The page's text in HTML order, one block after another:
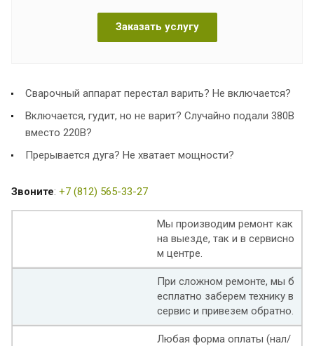
Заказать услугу
Сварочный аппарат перестал варить? Не включается?
Включается, гудит, но не варит? Случайно подали 380В
вместо 220В?
Прерывается дуга? Не хватает мощности?
Звоните: +7 (812) 565-33-27
Мы производим ремонт как
на выезде, так и в сервисно
м центре.
При сложном ремонте, мы б
есплатно заберем технику в
сервис и привезем обратно.
Любая форма оплаты (нал/